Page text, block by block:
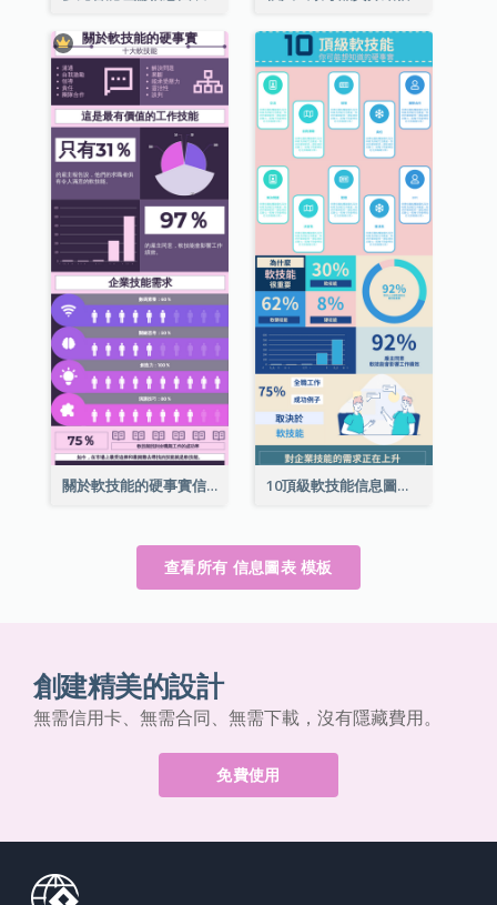
關於軟技能的硬事實信息圖表 10頂級軟技能信息圖表
查看所有 信息圖表 模板
創建精美的設計
無需信用卡、無需合同、無需下載，沒有隱藏費用。
免費使用